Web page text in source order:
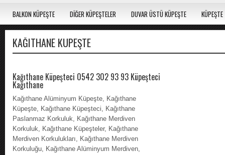
BALKON KÜPEŞTE DİĞER KÜPEŞTELER DUVAR ÜSTÜ KÜPEŞTE
KAĞITHANE KÜPEŞTE
Kağıthane Küpeşteci 0542 302 93 93 Küpeşteci
Kağıthane
Kağıthane Alüminyum Küpeşte, Kağıthane
Küpeşte, Kağıthane Küpeşteci, Kağıthane
Paslanmaz Korkuluk, Kağıthane Merdiven
Korkuluk, Kağıthane Küpeşteler, Kağıthane
Merdiven Korkulukları, Kağıthane Merdiven
Korkuluğu, Kağıthane Alüminyum Merdiven,